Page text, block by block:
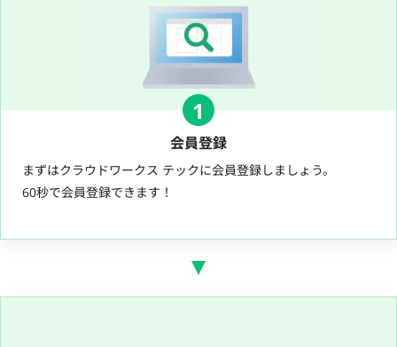
1
会員登録
まずはクラウドワークス テックに会員登録しましょう。
60秒で会員登録できます！